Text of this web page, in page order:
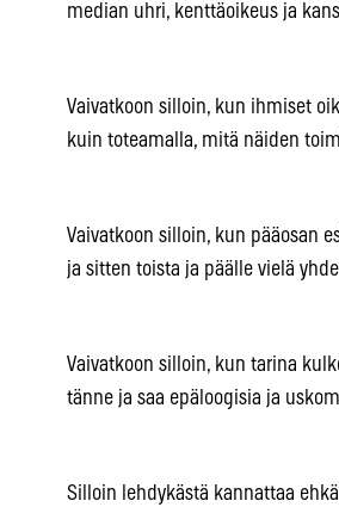
median uhri, kenttäoikeus ja
Vaivatkoon silloin, kun ihmiset
kuin toteamalla, mitä näiden
Vaivatkoon silloin, kun pääosan
ja sitten toista ja päälle vielä
Vaivatkoon silloin, kun tarina
tänne ja saa epäloogisia ja
Silloin lehdykästä kannattaa